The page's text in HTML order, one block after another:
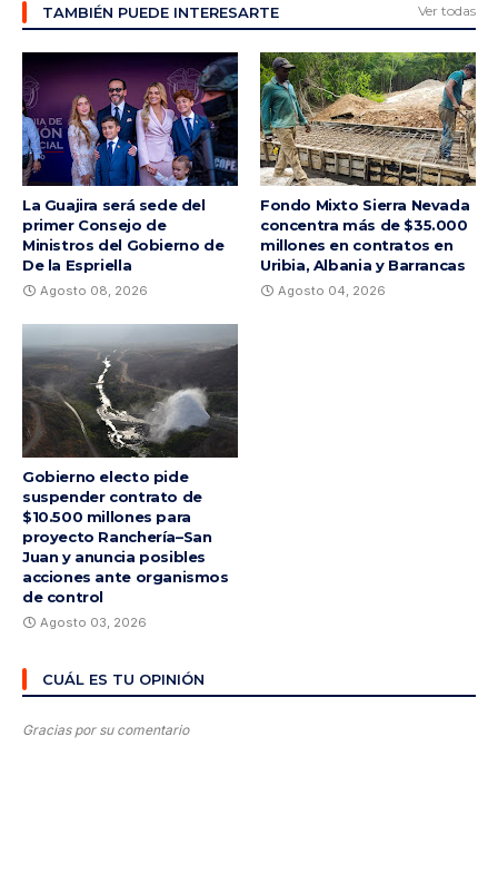
TAMBIÉN PUEDE INTERESARTE Ver todas
La Guajira será sede del
primer Consejo de
Ministros del Gobierno de
De la Espriella
Agosto 08, 2026
Fondo Mixto Sierra Nevada
concentra más de $35.000
millones en contratos en
Uribia, Albania y Barrancas
Agosto 04, 2026
Gobierno electo pide
suspender contrato de
$10.500 millones para
proyecto Ranchería–San
Juan y anuncia posibles
acciones ante organismos
de control
Agosto 03, 2026
CUÁL ES TU OPINIÓN
Gracias por su comentario